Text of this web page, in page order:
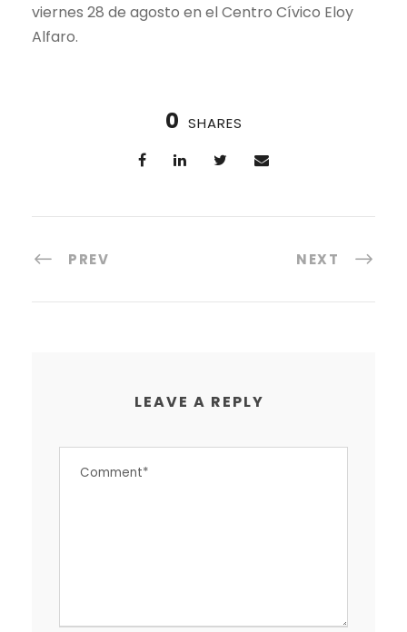
viernes 28 de agosto en el Centro Cívico Eloy
Alfaro.
0 SHARES
PREV NEXT
LEAVE A REPLY